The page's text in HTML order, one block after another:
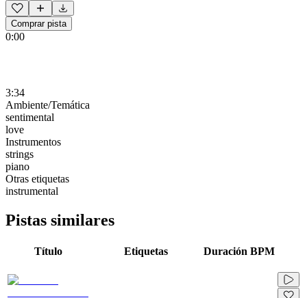
Comprar pista
0:00
3:34
Ambiente/Temática
sentimental
love
Instrumentos
strings
piano
Otras etiquetas
instrumental
Pistas similares
Título Etiquetas Duración BPM